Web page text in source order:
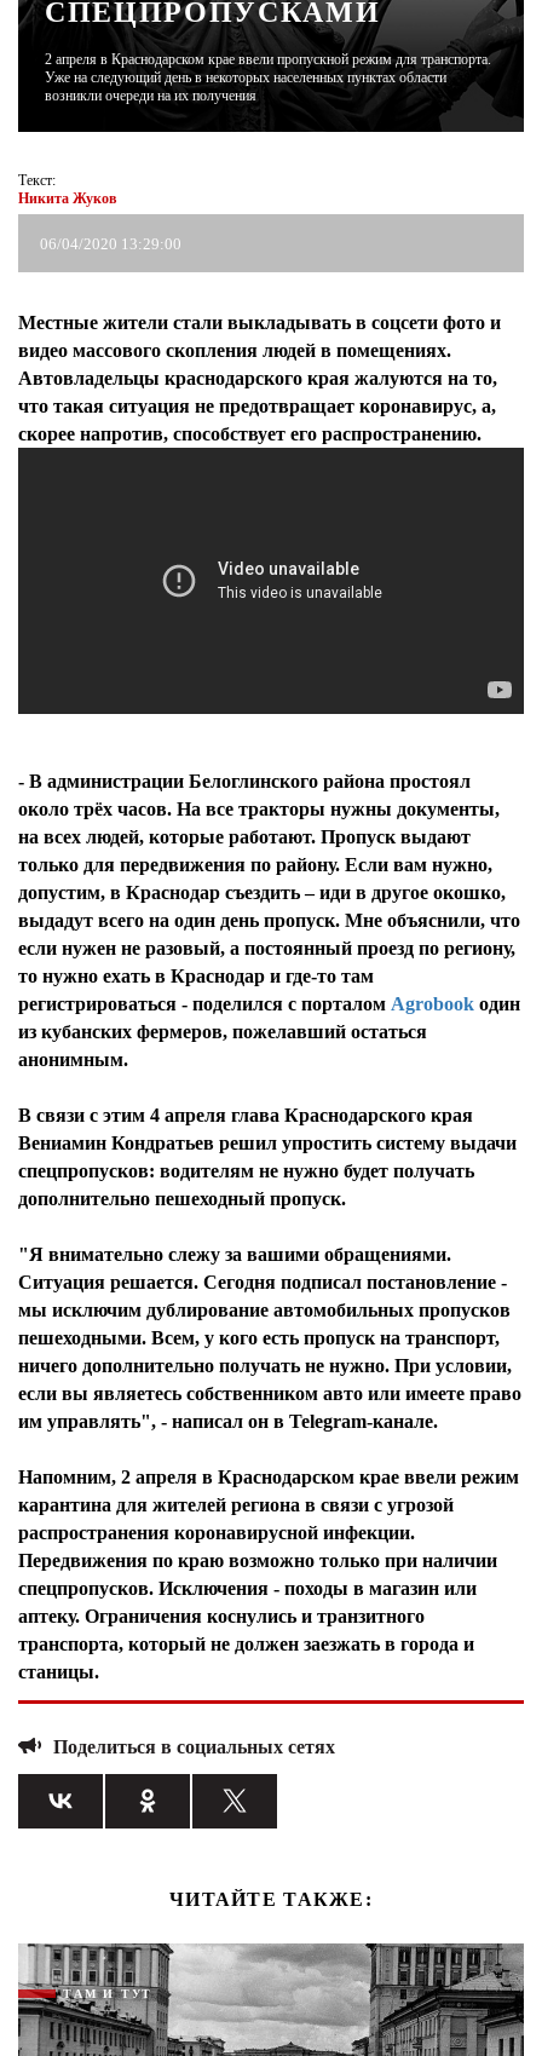
ЖУРНАЛ
СПЕЦПРОПУСКАМИ
2 апреля в Краснодарском крае ввели пропускной режим для транспорта.
Уже на следующий день в некоторых населенных пунктах области
возникли очереди на их получения
Текст:
Никита Жуков
06/04/2020 13:29:00
Местные жители стали выкладывать в соцсети фото и
видео массового скопления людей в помещениях.
Автовладельцы краснодарского края жалуются на то,
что такая ситуация не предотвращает коронавирус, а,
скорее напротив, способствует его распространению.
- В администрации Белоглинского района простоял
около трёх часов. На все тракторы нужны документы,
на всех людей, которые работают. Пропуск выдают
только для передвижения по району. Если вам нужно,
допустим, в Краснодар съездить – иди в другое окошко,
выдадут всего на один день пропуск. Мне объяснили, что
если нужен не разовый, а постоянный проезд по региону,
то нужно ехать в Краснодар и где-то там
регистрироваться - поделился с порталом Agrobook один
из кубанских фермеров, пожелавший остаться
анонимным.
В связи с этим 4 апреля глава Краснодарского края
Вениамин Кондратьев решил упростить систему выдачи
спецпропусков: водителям не нужно будет получать
дополнительно пешеходный пропуск.
"Я внимательно слежу за вашими обращениями.
Ситуация решается. Сегодня подписал постановление -
мы исключим дублирование автомобильных пропусков
пешеходными. Всем, у кого есть пропуск на транспорт,
ничего дополнительно получать не нужно. При условии,
если вы являетесь собственником авто или имеете право
им управлять", - написал он в Telegram-канале.
Напомним, 2 апреля в Краснодарском крае ввели режим
карантина для жителей региона в связи с угрозой
распространения коронавирусной инфекции.
Передвижения по краю возможно только при наличии
спецпропусков. Исключения - походы в магазин или
аптеку. Ограничения коснулись и транзитного
транспорта, который не должен заезжать в города и
станицы.
Поделиться в социальных сетях
ЧИТАЙТЕ ТАКЖЕ:
ТАМ И ТУТ